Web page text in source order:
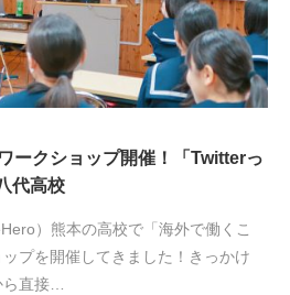
ークショップ開催！「Twitterっ
代高校
）熊本の高校で「海外で働くこ
プを開催してきました！きっかけ
直接…